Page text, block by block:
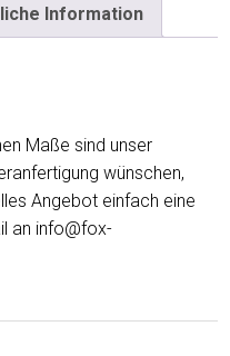
Information
Maße sind unser
wünschen,
Angebot einfach eine
an info@fox-